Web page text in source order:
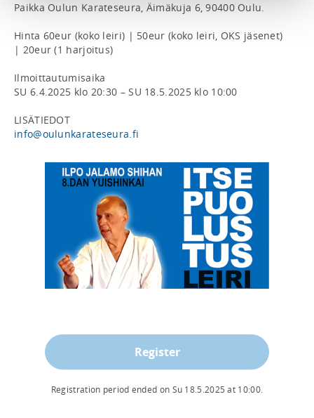
Paikka Oulun Karateseura, Äimäkuja 6, 90400 Oulu.
Hinta 60eur (koko leiri) | 50eur (koko leiri, OKS jäsenet)
| 20eur (1 harjoitus)
Ilmoittautumisaika
SU 6.4.2025 klo 20:30 – SU 18.5.2025 klo 10:00
info@oulunkarateseura.fi
Register
Registration period ended on Su 18.5.2025 at 10:00.